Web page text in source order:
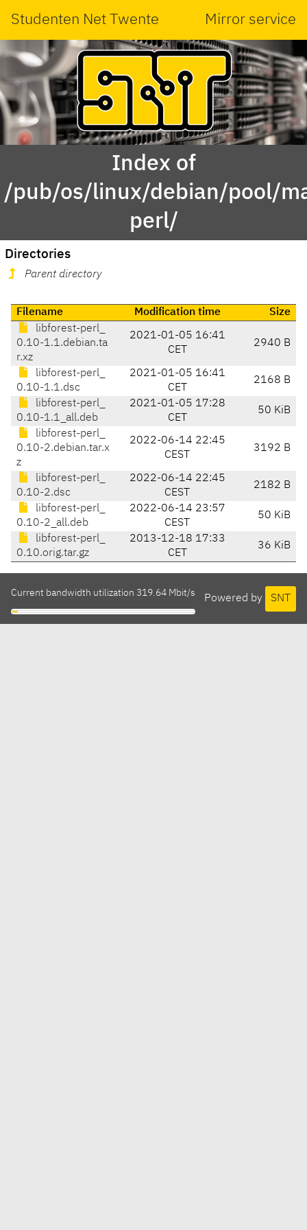
Studenten Net Twente Mirror service
Index of
/pub/os/linux/debian/pool/
perl/
Directories
Parent directory
Filename Modification time
Size
libforest-perl_
0.10-1.1.debian.ta
r.xz
2021-01-05 16:41
CET
2940 B
libforest-perl_
0.10-1.1.dsc
2021-01-05 16:41
CET
2168 B
libforest-perl_
0.10-1.1_all.deb
2021-01-05 17:28
CET
50 KiB
libforest-perl_
0.10-2.debian.tar.x
z
2022-06-14 22:45
CEST
3192 B
libforest-perl_
0.10-2.dsc
2022-06-14 22:45
CEST
2182 B
libforest-perl_
0.10-2_all.deb
2022-06-14 23:57
CEST
50 KiB
libforest-perl_
0.10.orig.tar.gz
2013-12-18 17:33
CET
36 KiB
Powered by SNT
Current bandwidth utilization 319.64 Mbit/s